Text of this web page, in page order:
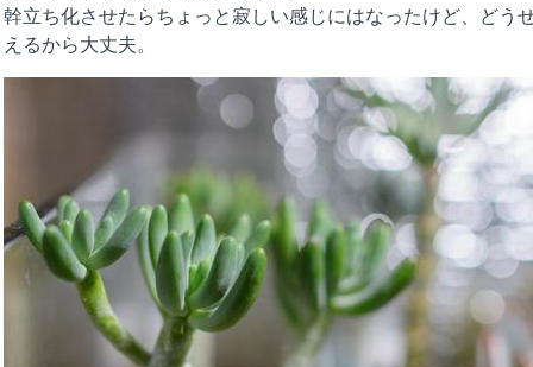
幹立ち化させたらちょっと寂しい感じにはなったけど、どう
えるから大丈夫。